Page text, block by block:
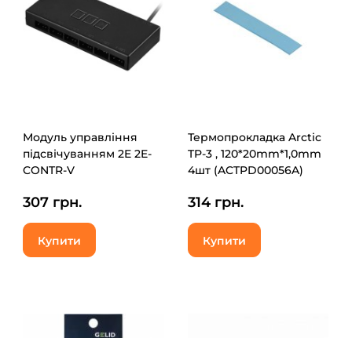
Модуль управління
підсвічуванням 2E 2E-
CONTR-V
307 грн.
Купити
Термопрокладка Arctic
TP-3 , 120*20mm*1,0mm
4шт (ACTPD00056A)
314 грн.
Купити